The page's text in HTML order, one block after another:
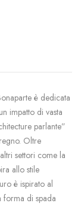
è dedicata
impatto di vasta
parlante”
Oltre
settori come la
allo stile
è ispirato al
forma di spada